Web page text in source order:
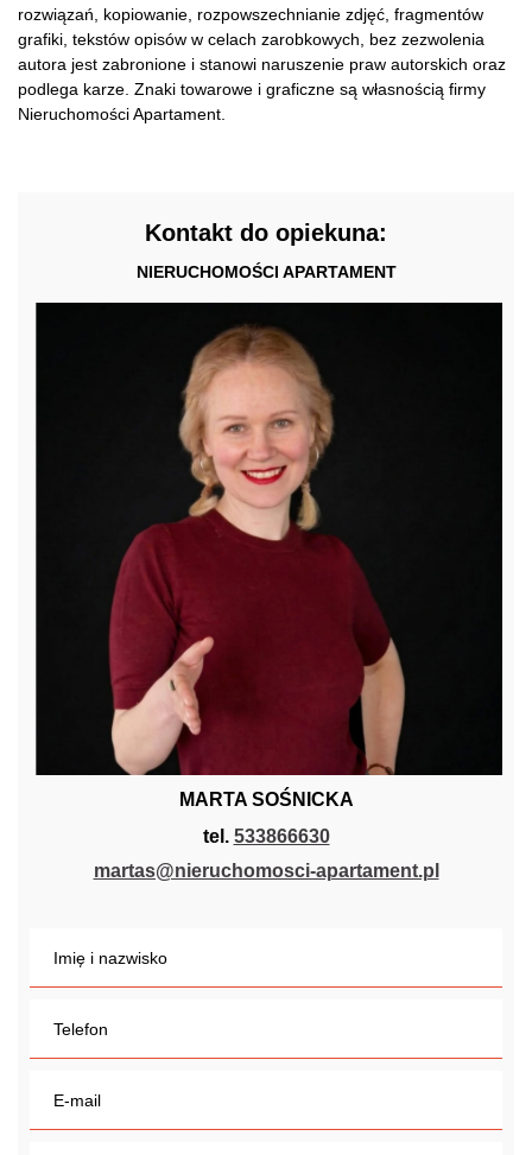
rozwiązań, kopiowanie, rozpowszechnianie zdjęć, fragmentów
grafiki, tekstów opisów w celach zarobkowych, bez zezwolenia
autora jest zabronione i stanowi naruszenie praw autorskich oraz
podlega karze. Znaki towarowe i graficzne są własnością firmy
Nieruchomości Apartament.
Kontakt do opiekuna:
NIERUCHOMOŚCI APARTAMENT
MARTA SOŚNICKA
tel. 533866630
martas@nieruchomosci-apartament.pl